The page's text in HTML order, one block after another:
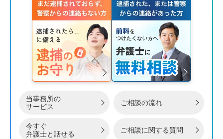
当事務所の
サービス
ご相談の流れ
今すぐ
弁護士と話せる
ご相談に関する質問